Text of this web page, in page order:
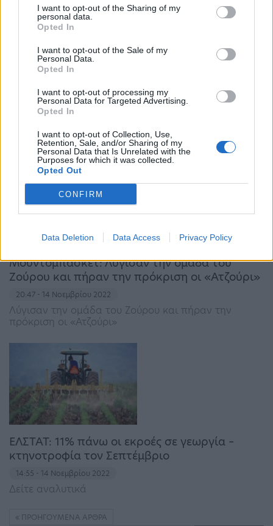
I want to opt-out of the Sharing of my
personal data.
Opted In
I want to opt-out of the Sale of my
Personal Data.
Opted In
I want to opt-out of processing my
Personal Data for Targeted Advertising.
Opted In
I want to opt-out of Collection, Use,
Retention, Sale, and/or Sharing of my
Personal Data that Is Unrelated with the
Purposes for which it was collected.
Opted Out
CONFIRM
Data Deletion Data Access Privacy Policy
Νέα Γεωργία Νέα Γενιά: Νέες δράσεις στη
Βόρεια Εύβοια
15:51 - 17 Νοεμβρίου 2022
workshop) με θέμα «Συνεργατικά Σχήματα και
Συνεταιρισμοί – Δημιουργία και Οργάνωση» και
εισηγητή τον κ. Γιώργο Αποστολόπουλο θα
πραγματοποιηθεί το Σάββατο 26 Νοεμβρίου 2022,
στις 16.00, στην…
Μουντομπάσκετ: Λύγισαν την ομάδα του
Ζούρου και πήραν την πρόκριση οι «Ατζούρι»
20:47 - 14 Νοεμβρίου 2022
Λύγισαν την ομάδα του Ζούρου και πήραν την
πρόκριση οι «Ατζούρι»
ΕΛΣΤΑΤ: 11% πάνω οι εκροές σε γεωργία –
κτηνοτροφία τον Σεπτέμβριο
14:55 - 14 Νοεμβρίου 2022
Δείτε αναλυτικά
ΠΡΟΗΓΟΎΜΕΝΑ ΆΡΘΡΑ